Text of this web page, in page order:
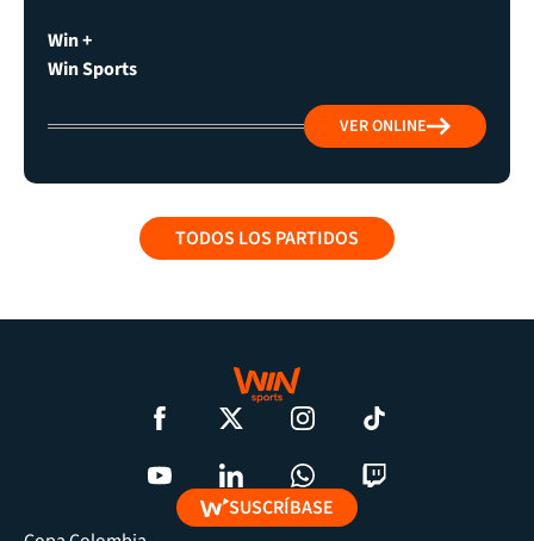
Win +
Win Sports
VER ONLINE
TODOS LOS PARTIDOS
SUSCRÍBASE